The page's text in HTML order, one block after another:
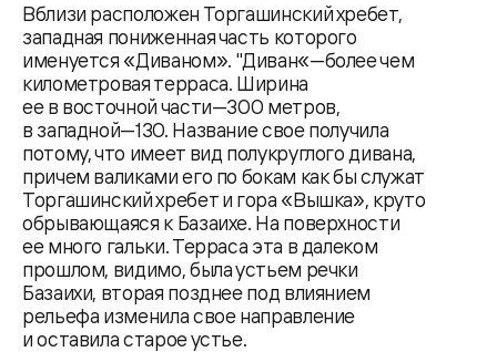
Вблизи расположен Торгашинский хребет,
западная пониженная часть которого
именуется «Диваном». "Диван«—более чем
километровая терраса. Ширина
ее в восточной части—300 метров,
в западной—130. Название свое получила
потому, что имеет вид полукруглого дивана,
причем валиками его по бокам как бы служат
Торгашинский хребет и гора «Вышка», круто
обрывающаяся к Базаихе. На поверхности
ее много гальки. Терраса эта в далеком
прошлом, видимо, была устьем речки
Базаихи, вторая позднее под влиянием
рельефа изменила свое направление
и оставила старое устье.